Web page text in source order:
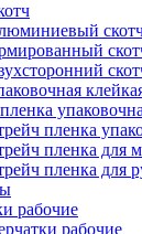
пленка
пленка для
пленка для
рабочие
рабочие